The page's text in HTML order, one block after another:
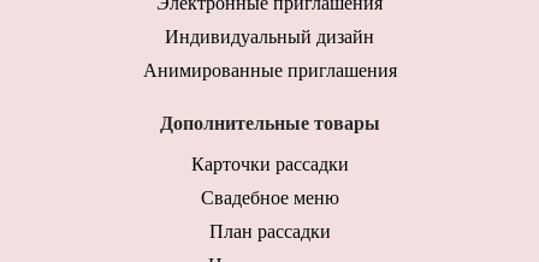
Индивидуальный дизайн
Анимированные приглашения
Дополнительные товары
Карточки рассадки
Свадебное меню
План рассадки